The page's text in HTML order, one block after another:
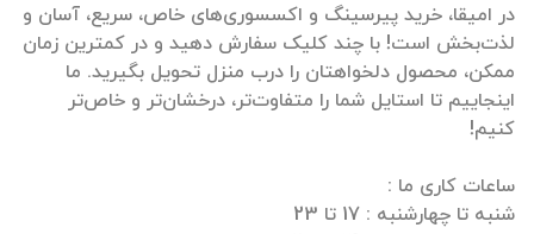
در امیقا، خرید پیرسینگ و اکسسوری‌های خاص، سریع، آسان و
لذت‌بخش است! با چند کلیک سفارش دهید و در کمترین زمان
ممکن، محصول دلخواهتان را درب منزل تحویل بگیرید. ما
اینجاییم تا استایل شما را متفاوت‌تر، درخشان‌تر و خاص‌تر